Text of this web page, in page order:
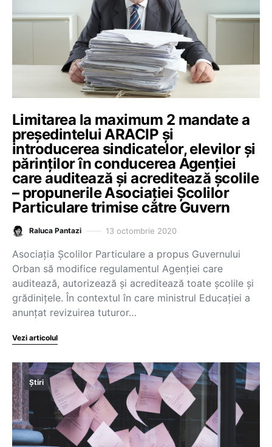
Limitarea la maximum 2 mandate a
președintelui ARACIP și
introducerea sindicatelor, elevilor și
părinților în conducerea Agenției
care auditează și acreditează școlile
– propunerile Asociației Școlilor
Particulare trimise către Guvern
Raluca Pantazi 13 octombrie 2020
Asociația Școlilor Particulare a propus Guvernului
Orban să modifice regulamentul Agenției care
auditează, autorizează și acreditează toate școlile și
grădinițele. În contextul în care ministrul Educației a
anunțat revizuirea tuturor…
Vezi articolul
Știri